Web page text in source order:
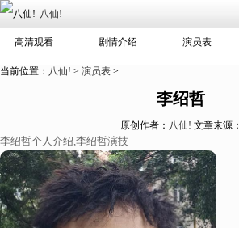
八仙!
高清观看 剧情介绍 演员表
当前位置： 八仙! > 演员表 >
李绍哲
原创作者： 八仙! 文章来源：
李绍哲个人介绍,李绍哲演技